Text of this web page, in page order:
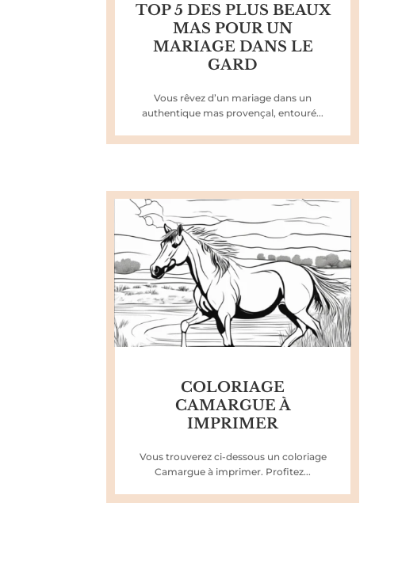
TOP 5 DES PLUS BEAUX
MAS POUR UN
MARIAGE DANS LE
GARD
Vous rêvez d’un mariage dans un
authentique mas provençal, entouré...
COLORIAGE
CAMARGUE À
IMPRIMER
Vous trouverez ci-dessous un coloriage
Camargue à imprimer. Profitez...